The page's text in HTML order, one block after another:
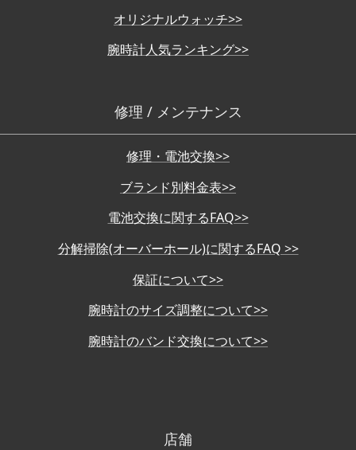
オリジナルウォッチ>>
腕時計人気ランキング>>
修理 / メンテナンス
修理・電池交換>>
ブランド別料金表>>
電池交換に関するFAQ>>
分解掃除(オーバーホール)に関するFAQ >>
保証について>>
腕時計のサイズ調整について>>
腕時計のバンド交換について>>
店舗